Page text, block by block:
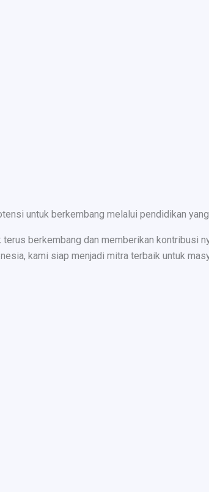
untuk berkembang melalui pendidikan
berkembang dan memberikan kontribusi
kami siap menjadi mitra terbaik untuk